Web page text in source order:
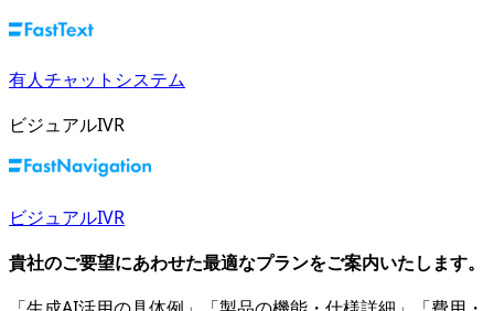
有人チャットシステム
ビジュアルIVR
ビジュアルIVR
貴社のご要望にあわせた最適なプランをご案内いたします。